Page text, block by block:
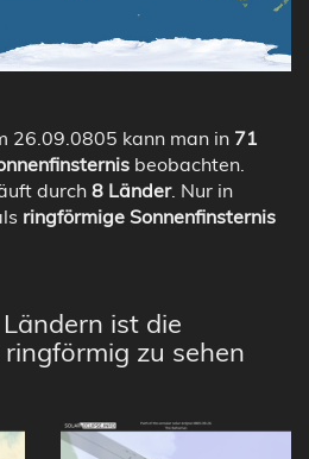
26.09.0805 kann man in 71
beobachten.
durch 8 Länder. Nur in
ringförmige Sonnenfinsternis
ist die
zu sehen